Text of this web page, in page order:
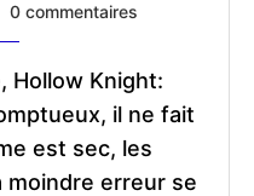
0 commentaires
Hollow Knight:
il ne fait
est sec, les
erreur se